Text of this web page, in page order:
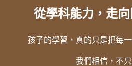
從學科能力，走
孩子的學習，真的只是把每
我們相信，不只